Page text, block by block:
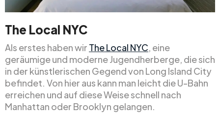
The Local NYC
Als erstes haben wir The Local NYC, eine
geräumige und moderne Jugendherberge, die sich
in der künstlerischen Gegend von Long Island City
befindet. Von hier aus kann man leicht die U-Bahn
erreichen und auf diese Weise schnell nach
Manhattan oder Brooklyn gelangen.